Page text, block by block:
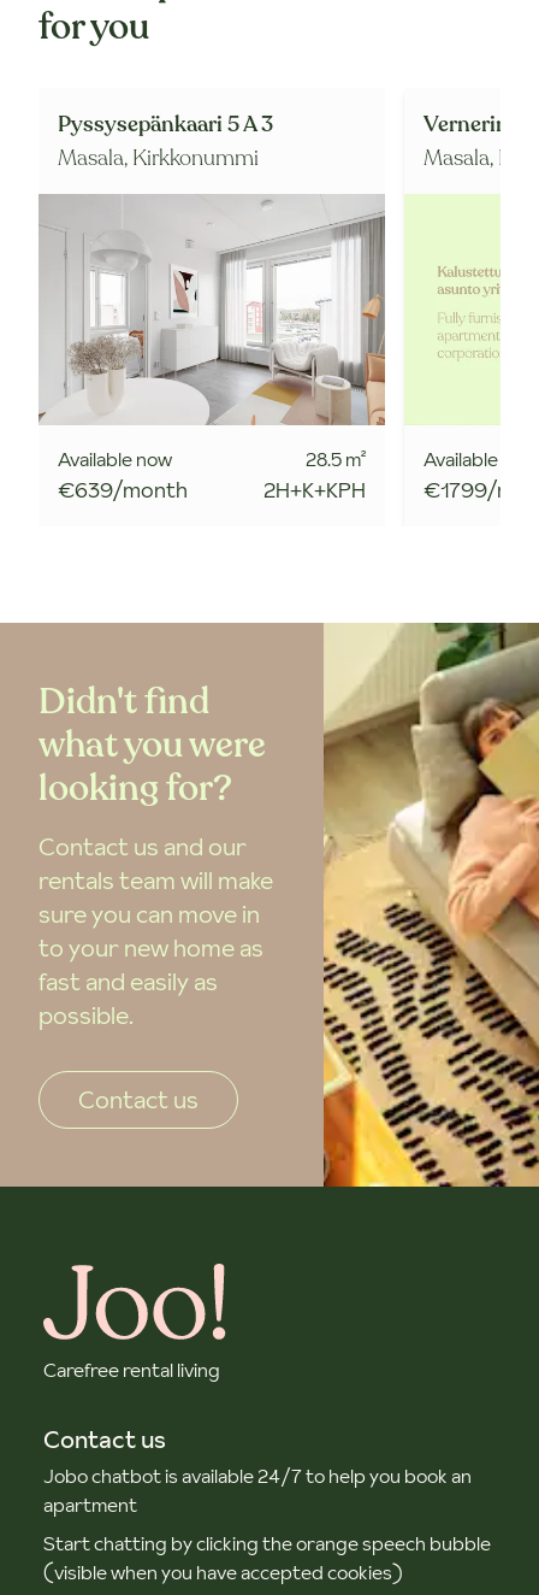
for you
Pyssysepänkaari 5 A 3
Masala, Kirkkonummi
Available now
€639/month
28.5m²
2H+K+KPH
Vernerintie
Masala,
Available now
€1799/
Didn't find
what you were
looking for?
Contact us and our
rentals team will make
sure you can move in
to your new home as
fast and easily as
possible.
Contact us
Carefree rental living
Contact us
Jobo chatbot is available 24/7 to help you book an
apartment
Start chatting by clicking the orange speech bubble
(visible when you have accepted cookies)